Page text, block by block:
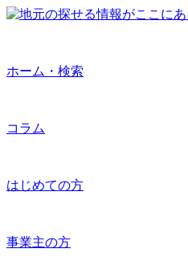
ホーム・検索
コラム
はじめての方
事業主の方